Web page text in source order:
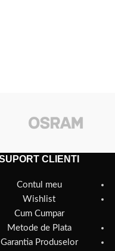
CLIENTI
Contul meu
Wishlist
Cum Cumpar
Metode de Plata
Garantia Produselor